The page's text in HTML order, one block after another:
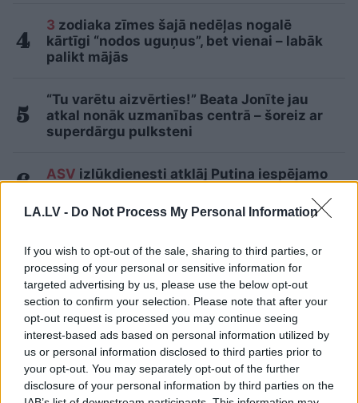
LA.LV - Do Not Process My Personal Information
If you wish to opt-out of the sale, sharing to third parties, or
processing of your personal or sensitive information for
targeted advertising by us, please use the below opt-out
section to confirm your selection. Please note that after your
opt-out request is processed you may continue seeing
interest-based ads based on personal information utilized by
us or personal information disclosed to third parties prior to
your opt-out. You may separately opt-out of the further
disclosure of your personal information by third parties on the
3 zodiaka zīmes šajā nedēļas nogalē
kārtīgi “nodos uguņus”, bet vienai – labāk
palikt mājās
“Tu varētu aizvērties!” Beata Jonīte jau
atkal nonāk uzmanības centrā – šoreiz ar
superdārgu pulksteni
ASV izlūkdienesti atklāj Putina iespējamo